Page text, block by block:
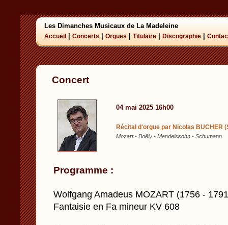
Les Dimanches Musicaux de La Madeleine
Accueil Concerts Orgues Titulaire Discographie
Concert
04 mai 2025 16h00
Récital d'orgue par Nicolas BUCHER
Mozart - Boëly - Mendelssohn - Schumann
Programme :
Wolfgang Amadeus MOZART (1756 -
Fantaisie en Fa mineur KV 608